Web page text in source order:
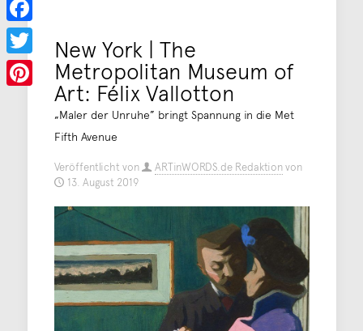
New York | The
Metropolitan Museum of
Art: Félix Vallotton
„Maler der Unruhe” bringt Spannung in die Met
Fifth Avenue
Veröffentlicht von ARTinWORDS.de Redaktionvon
13. August 2019
Facebook
Twitter